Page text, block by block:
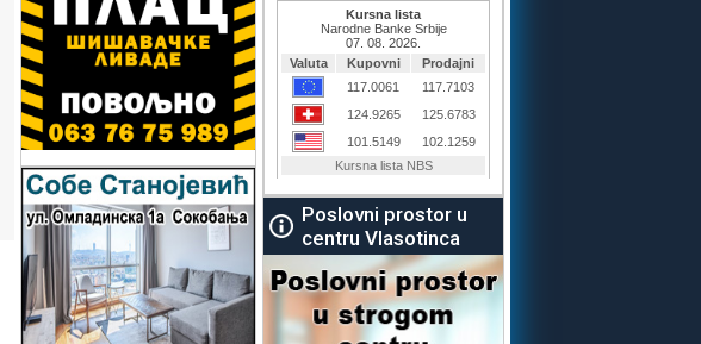
Poslovni prostor u
centru Vlasotinca